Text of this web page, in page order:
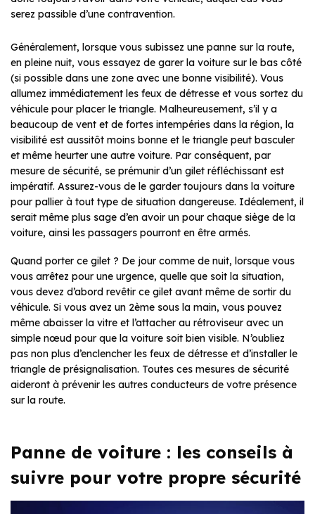
serez passible d’une contravention.
Généralement, lorsque vous subissez une panne sur la route,
en pleine nuit, vous essayez de garer la voiture sur le bas côté
(si possible dans une zone avec une bonne visibilité). Vous
allumez immédiatement les feux de détresse et vous sortez du
véhicule pour placer le triangle. Malheureusement, s’il y a
beaucoup de vent et de fortes intempéries dans la région, la
visibilité est aussitôt moins bonne et le triangle peut basculer
et même heurter une autre voiture. Par conséquent, par
mesure de sécurité, se prémunir d’un gilet réfléchissant est
impératif. Assurez-vous de le garder toujours dans la voiture
pour pallier à tout type de situation dangereuse. Idéalement, il
serait même plus sage d’en avoir un pour chaque siège de la
voiture, ainsi les passagers pourront en être armés.
Quand porter ce gilet ? De jour comme de nuit, lorsque vous
vous arrêtez pour une urgence, quelle que soit la situation,
vous devez d’abord revêtir ce gilet avant même de sortir du
véhicule. Si vous avez un 2ème sous la main, vous pouvez
même abaisser la vitre et l’attacher au rétroviseur avec un
simple nœud pour que la voiture soit bien visible. N’oubliez
pas non plus d’enclencher les feux de détresse et d’installer le
triangle de présignalisation. Toutes ces mesures de sécurité
aideront à prévenir les autres conducteurs de votre présence
sur la route.
Panne de voiture : les conseils à
suivre pour votre propre sécurité